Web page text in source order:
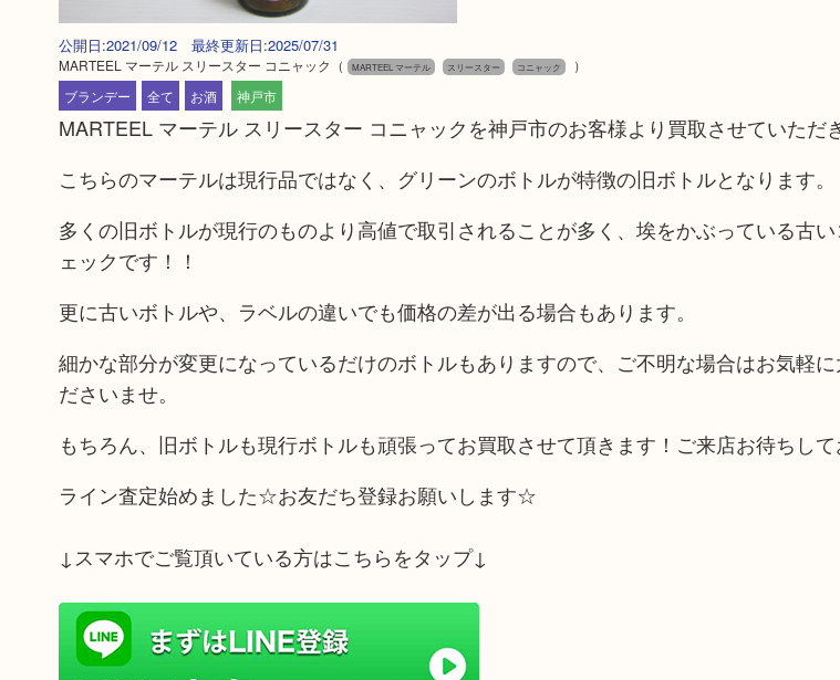
公開日:2021/09/12 最終更新日:2025/07/31
MARTEEL マーテル スリースター コニャック （ MARTEEL マーテル スリースター コニャック
）
ブランデー
全て お酒 神戸市
MARTEEL マーテル スリースター コニャックを神戸市のお客様より買取させていただ
こちらのマーテルは現行品ではなく、グリーンのボトルが特徴の旧ボトルとなります。
多くの旧ボトルが現行のものより高値で取引されることが多く、埃をかぶっている古
ェックです！！
更に古いボトルや、ラベルの違いでも価格の差が出る場合もあります。
細かな部分が変更になっているだけのボトルもありますので、ご不明な場合はお気軽
ださいませ。
もちろん、旧ボトルも現行ボトルも頑張ってお買取させて頂きます！ご来店お待ちし
ライン査定始めました☆お友だち登録お願いします☆
↓スマホでご覧頂いている方はこちらをタップ↓